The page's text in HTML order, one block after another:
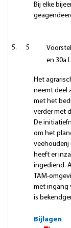
Bij elke
5
en 30a
Het
neemt deel
met het
verder met
De
om het
heeft er
ingediend.
TAM-
met ingang
is
Bijlagen